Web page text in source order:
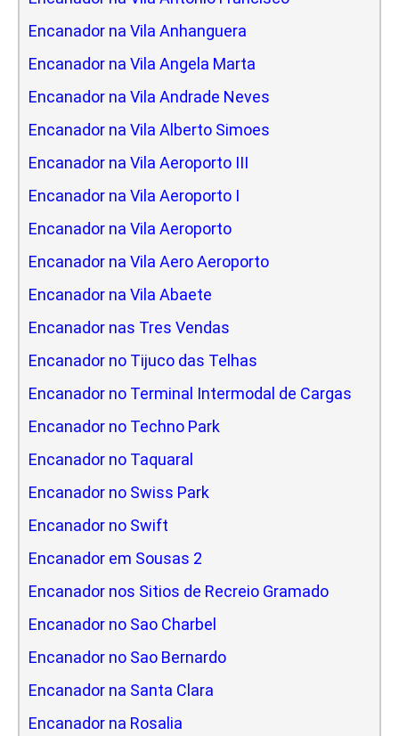
Encanador na Vila Anhanguera
Encanador na Vila Angela Marta
Encanador na Vila Andrade Neves
Encanador na Vila Alberto Simoes
Encanador na Vila Aeroporto III
Encanador na Vila Aeroporto I
Encanador na Vila Aeroporto
Encanador na Vila Aero Aeroporto
Encanador na Vila Abaete
Encanador nas Tres Vendas
Encanador no Tijuco das Telhas
Encanador no Terminal Intermodal de Cargas
Encanador no Techno Park
Encanador no Taquaral
Encanador no Swiss Park
Encanador no Swift
Encanador em Sousas 2
Encanador nos Sitios de Recreio Gramado
Encanador no Sao Charbel
Encanador no Sao Bernardo
Encanador na Santa Clara
Encanador na Rosalia